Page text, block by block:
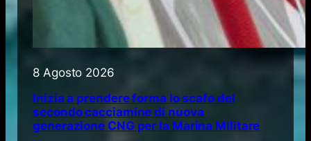
8 Agosto 2026
Inizia a prendere forma lo scafo del
secondo cacciamine di nuova
generazione CNG per la Marina Militare